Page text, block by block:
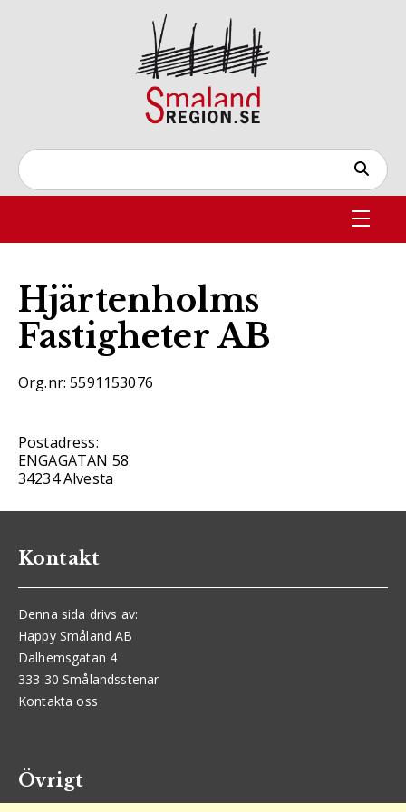
Hjärtenholms
Fastigheter AB
Org.nr: 5591153076
Postadress:
ENGAGATAN 58
34234 Alvesta
Kontakt
Denna sida drivs av:
Happy Småland AB
Dalhemsgatan 4
333 30 Smålandsstenar
Kontakta oss
Övrigt